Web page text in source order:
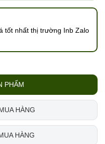
tốt nhất thị trường Inb Zalo
PHẨM
HÀNG
HÀNG